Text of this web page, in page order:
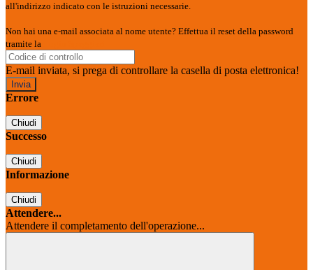
all'indirizzo indicato con le istruzioni necessarie.
Non hai una e-mail associata al nome utente? Effettua il reset della password
tramite la
E-mail inviata, si prega di controllare la casella di posta elettronica!
Errore
Chiudi
Successo
Chiudi
Informazione
Chiudi
Attendere...
Attendere il completamento dell'operazione...